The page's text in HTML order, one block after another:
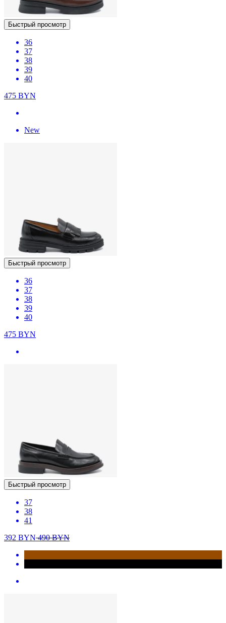
Быстрый просмотр
36
37
38
39
40
475 BYN
New
Быстрый просмотр
36
37
38
39
40
475 BYN
Быстрый просмотр
37
38
41
392 BYN490BYN